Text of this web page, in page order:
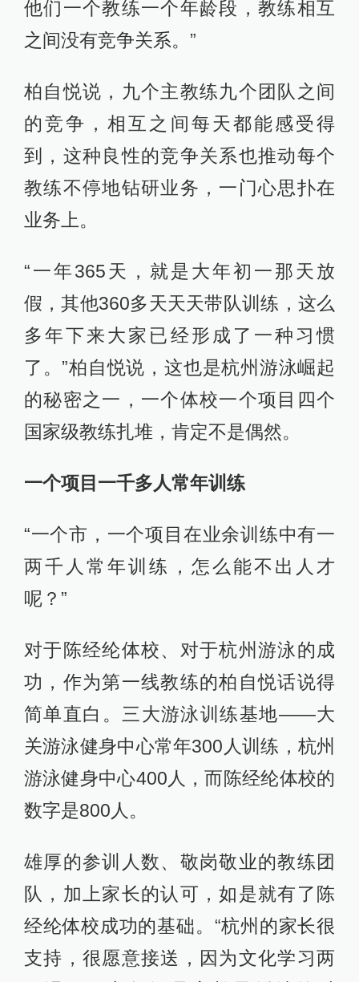
他们一个教练一个年龄段，教练相互
之间没有竞争关系。”
柏自悦说，九个主教练九个团队之间
的竞争，相互之间每天都能感受得
到，这种良性的竞争关系也推动每个
教练不停地钻研业务，一门心思扑在
业务上。
“一年365天，就是大年初一那天放
假，其他360多天天天带队训练，这么
多年下来大家已经形成了一种习惯
了。”柏自悦说，这也是杭州游泳崛起
的秘密之一，一个体校一个项目四个
国家级教练扎堆，肯定不是偶然。
一个项目一千多人常年训练
“一个市，一个项目在业余训练中有一
两千人常年训练，怎么能不出人才
呢？”
对于陈经纶体校、对于杭州游泳的成
功，作为第一线教练的柏自悦话说得
简单直白。三大游泳训练基地——大
关游泳健身中心常年300人训练，杭州
游泳健身中心400人，而陈经纶体校的
数字是800人。
雄厚的参训人数、敬岗敬业的教练团
队，加上家长的认可，如是就有了陈
经纶体校成功的基础。“杭州的家长很
支持，很愿意接送，因为文化学习两